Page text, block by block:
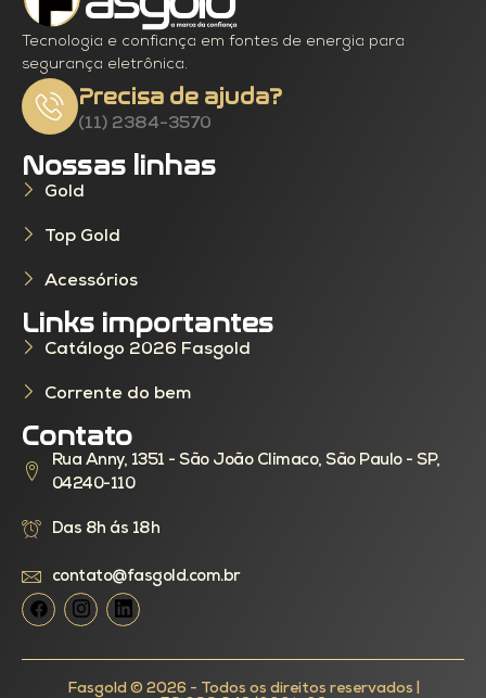
Tecnologia e confiança em fontes de energia para
segurança eletrônica.
Precisa de ajuda?
(11) 2384-3570
Nossas linhas
Gold
Top Gold
Acessórios
Links importantes
Catálogo 2026 Fasgold
Corrente do bem
Contato
Rua Anny, 1351 - São João Climaco, São Paulo - SP,
04240-110
Das 8h ás 18h
contato@fasgold.com.br
Fasgold © 2026 - Todos os direitos reservados |